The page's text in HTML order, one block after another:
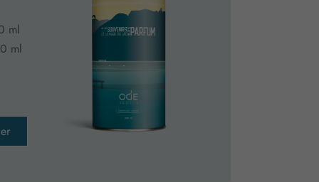
ml
ml